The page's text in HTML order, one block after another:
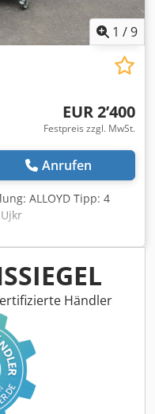
vormontiert Fracht /
Zahlungseingang - frei
vom LKW erfolgt durch
Dkodpezk Dtmefx Ac
Gebiet der
Vereinbarung.
1 /9
EUR 2’400
Festpreis zzgl. MwSt.
Anrufen
ALLOYD Tipp: 4
Händler